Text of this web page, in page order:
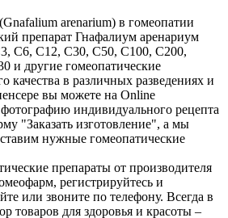
arenarium) в гомеопатии
препарат Гнафалиум аренариум
С6, С12, С30, С50, С100, С200,
и другие гомеопатические
качества в различных разведениях и
вы можете на Online
индивидуального рецепта
"Заказать изготовление", а мы
нужные гомеопатические
препараты от производителя
регистрируйтесь и
или звоните по телефону. Всегда в
товаров для здоровья и красоты –